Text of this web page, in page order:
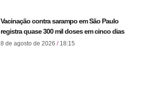
Vacinação contra sarampo em São Paulo
registra quase 300 mil doses em cinco dias
8 de agosto de 2026 18:15